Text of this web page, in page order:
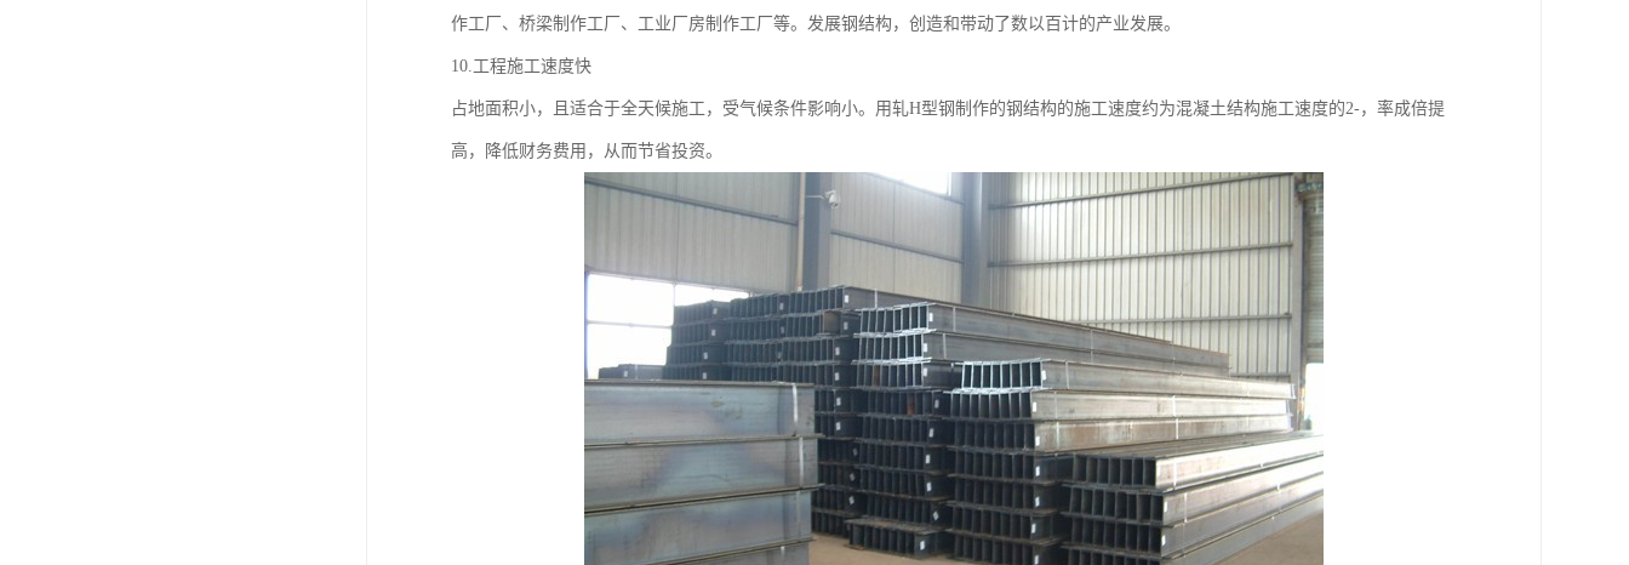
作工厂、桥梁制作工厂、工业厂房制作工厂等。发展钢结构，创造和带动了数以百计的产业发展。
10.工程施工速度快
占地面积小，且适合于全天候施工，受气候条件影响小。用轧H型钢制作的钢结构的施工速度约为混凝土结构施工速度的2-，率成倍提
高，降低财务费用，从而节省投资。